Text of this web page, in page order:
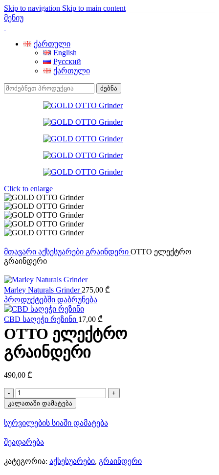
Skip to navigation Skip to main content
მენიუ
ქართული
English
Русский
ქართული
ძებნა
Click to enlarge
მთავარი აქსესუარები გრაინდერი OTTO ელექტრო
გრაინდერი
Marley Naturals Grinder 275,00 ₾
პროდუქტებში დაბრუნება
CBD საღეჭი რეზინი 17,00 ₾
OTTO ელექტრო
გრაინდერი
490,00 ₾
რაოდენობა:
OTTO
ელექტრო
გრაინდერი
კალათაში დამატება
სურვილების სიაში დამატება
შეადარება
კატეგორია: აქსესუარები, გრაინდერი